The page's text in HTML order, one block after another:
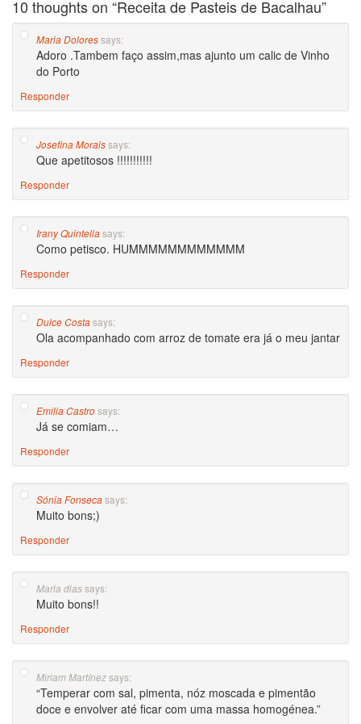
10 thoughts on “Receita de Pasteis de Bacalhau”
Maria Doloressays:
Adoro .Tambem faço assim,mas ajunto um calic de Vinho
do Porto
Responder
Josefina Moraissays:
Que apetitosos !!!!!!!!!!!
Responder
Irany Quintellasays:
Como petisco. HUMMMMMMMMMMMM
Responder
Dulce Costasays:
Ola acompanhado com arroz de tomate era já o meu jantar
Responder
Emilia Castrosays:
Já se comiam…
Responder
Sónia Fonsecasays:
Muito bons;)
Responder
Maria diassays:
Muito bons!!
Responder
Miriam Martínezsays:
“Temperar com sal, pimenta, nóz moscada e pimentão
doce e envolver até ficar com uma massa homogénea.”